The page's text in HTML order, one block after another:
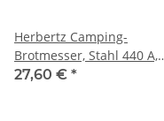
Herbertz Camping-
Brotmesser, Stahl 440 A,
Tagayasan-Holz
27,60 € *